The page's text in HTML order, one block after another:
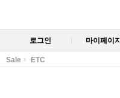
로그인 마이페이지
Sale ETC